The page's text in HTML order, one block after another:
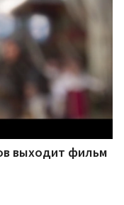
выходит фильм